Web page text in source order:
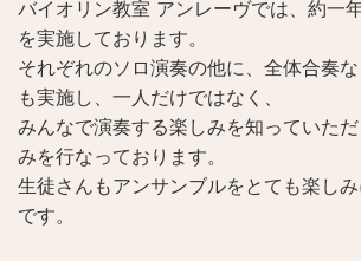
バイオリン教室 アンレーヴでは、約一
を実施しております。
それぞれのソロ演奏の他に、全体合奏
も実施し、一人だけではなく、
みんなで演奏する楽しみを知っていた
みを行なっております。
生徒さんもアンサンブルをとても楽し
です。